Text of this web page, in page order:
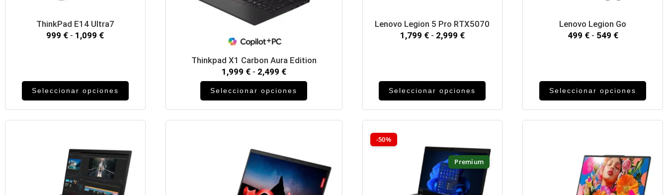
ThinkPad E14 Ultra7
999 € - 1,099 €
Seleccionar opciones
Thinkpad X1 Carbon Aura Edition
1,999 € - 2,499 €
Seleccionar opciones
Lenovo Legion 5 Pro RTX5070
1,799 € - 2,999 €
Seleccionar opciones
Lenovo Legion Go
499 € - 549 €
Seleccionar opciones
-50%
Premium